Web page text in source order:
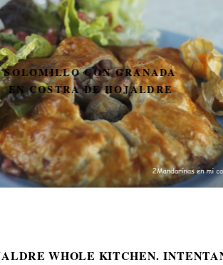
CON GRANADA
COSTRA DE HOJALDRE
WHOLE KITCHEN.